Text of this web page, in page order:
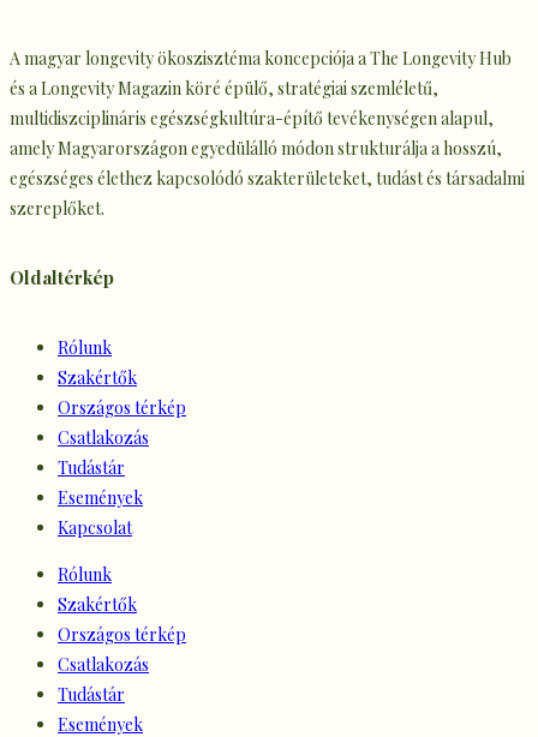
A magyar longevity ökoszisztéma koncepciója a The Longevity Hub
és a Longevity Magazin köré épülő, stratégiai szemléletű,
multidiszciplináris egészségkultúra-építő tevékenységen alapul,
amely Magyarországon egyedülálló módon strukturálja a hosszú,
egészséges élethez kapcsolódó szakterületeket, tudást és társadalmi
szereplőket.
Oldaltérkép
Rólunk
Szakértők
Országos térkép
Csatlakozás
Tudástár
Események
Kapcsolat
Rólunk
Szakértők
Országos térkép
Csatlakozás
Tudástár
Események